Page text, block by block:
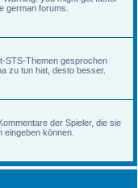
german forums.
STS-Themen gesprochen
zu tun hat, desto besser.
der Spieler, die sie
eingeben können.